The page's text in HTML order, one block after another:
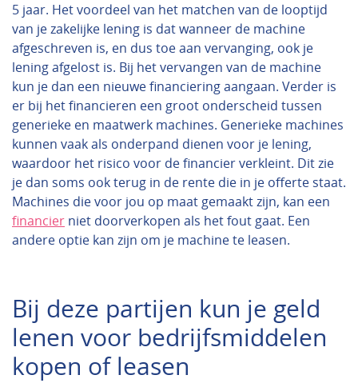
5 jaar. Het voordeel van het matchen van de looptijd
van je zakelijke lening is dat wanneer de machine
afgeschreven is, en dus toe aan vervanging, ook je
lening afgelost is. Bij het vervangen van de machine
kun je dan een nieuwe financiering aangaan. Verder is
er bij het financieren een groot onderscheid tussen
generieke en maatwerk machines. Generieke machines
kunnen vaak als onderpand dienen voor je lening,
waardoor het risico voor de financier verkleint. Dit zie
je dan soms ook terug in de rente die in je offerte staat.
Machines die voor jou op maat gemaakt zijn, kan een
financier niet doorverkopen als het fout gaat. Een
andere optie kan zijn om je machine te leasen.
Bij deze partijen kun je geld
lenen voor bedrijfsmiddelen
kopen of leasen